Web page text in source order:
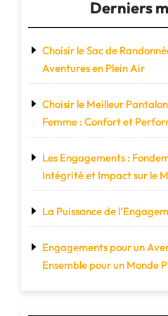
Derniers
Choisir le Sac de
Aventures en Plein Air
Choisir le Meilleur
Femme : Confort et
Les Engagements :
Intégrité et Impact sur le
La Puissance de
Engagements pour un
Ensemble pour un Monde